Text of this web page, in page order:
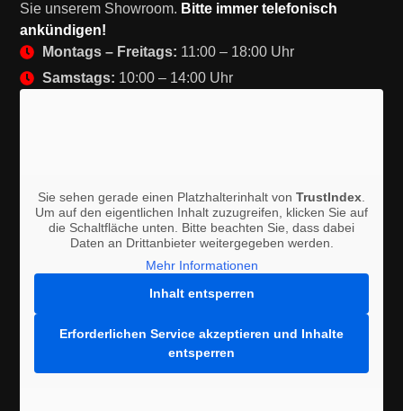
Sie unserem Showroom. Bitte immer telefonisch
ankündigen!
Montags – Freitags: 11:00 – 18:00 Uhr
Samstags: 10:00 – 14:00 Uhr
Sie sehen gerade einen Platzhalterinhalt von TrustIndex
Um auf den eigentlichen Inhalt zuzugreifen, klicken Sie auf
die Schaltfläche unten. Bitte beachten Sie, dass dabei
Daten an Drittanbieter weitergegeben werden.
Mehr Informationen
Inhalt entsperren
Erforderlichen Service akzeptieren und Inhalte
entsperren